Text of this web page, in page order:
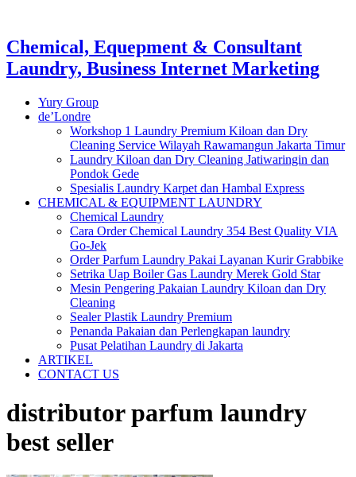
Chemical, Equepment & Consultant
Laundry, Business Internet Marketing
Yury Group
de’Londre
Workshop 1 Laundry Premium Kiloan dan Dry
Cleaning Service Wilayah Rawamangun Jakarta Timur
Laundry Kiloan dan Dry Cleaning Jatiwaringin dan
Pondok Gede
Spesialis Laundry Karpet dan Hambal Express
CHEMICAL & EQUIPMENT LAUNDRY
Chemical Laundry
Cara Order Chemical Laundry 354 Best Quality VIA
Go-Jek
Order Parfum Laundry Pakai Layanan Kurir Grabbike
Setrika Uap Boiler Gas Laundry Merek Gold Star
Mesin Pengering Pakaian Laundry Kiloan dan Dry
Cleaning
Sealer Plastik Laundry Premium
Penanda Pakaian dan Perlengkapan laundry
Pusat Pelatihan Laundry di Jakarta
ARTIKEL
CONTACT US
distributor parfum laundry
best seller